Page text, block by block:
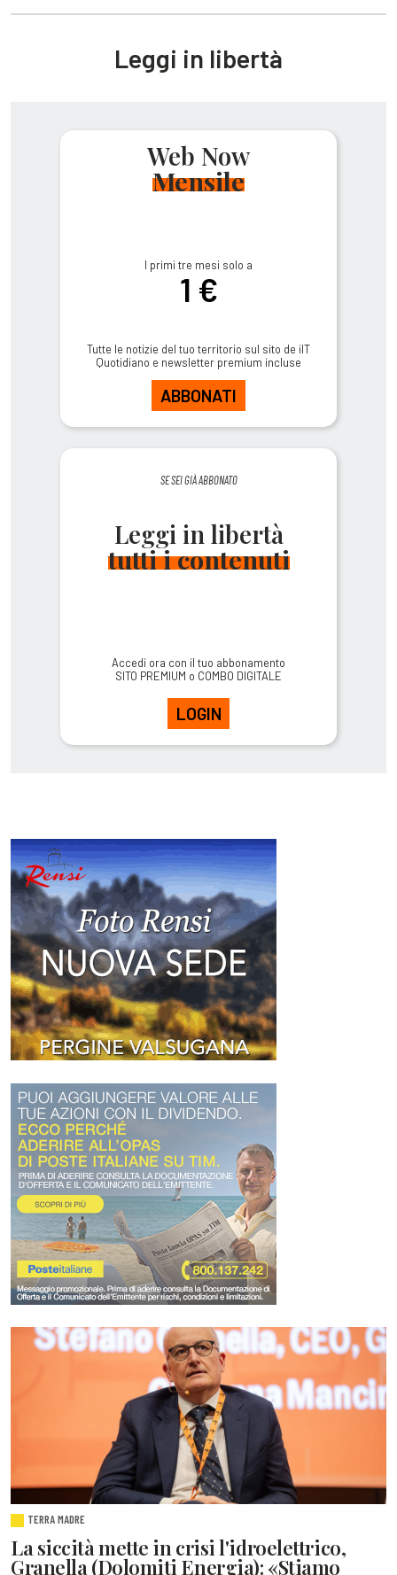
Leggi in libertà
Web Now
Mensile
I primi tre mesi solo a
1 €
Tutte le notizie del tuo territorio sul sito de ilT
Quotidiano e newsletter premium incluse
ABBONATI
SE SEI GIÀ ABBONATO
Leggi in libertà
tutti i contenuti
Accedi ora con il tuo abbonamento
SITO PREMIUM o COMBO DIGITALE
LOGIN
TERRA MADRE
La siccità mette in crisi l'idroelettrico,
Granella (Dolomiti Energia): «Stiamo